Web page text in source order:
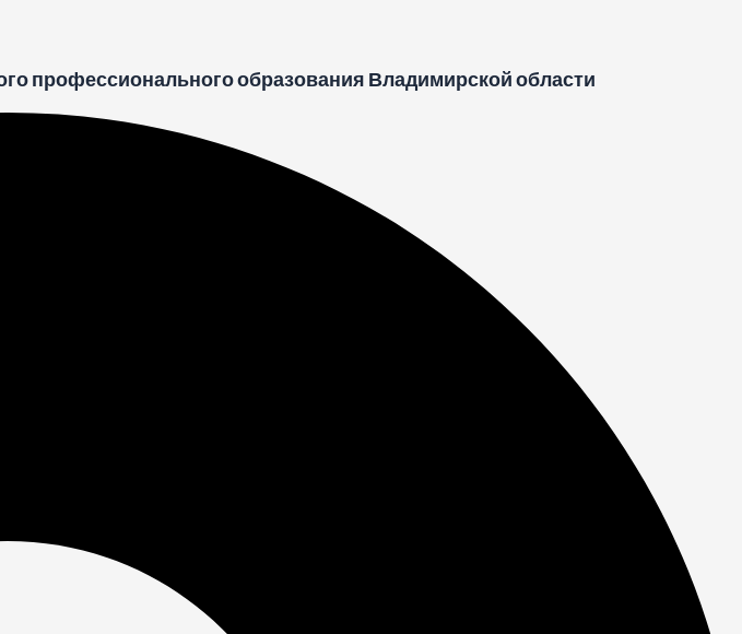
профессионального образования Владимирской области